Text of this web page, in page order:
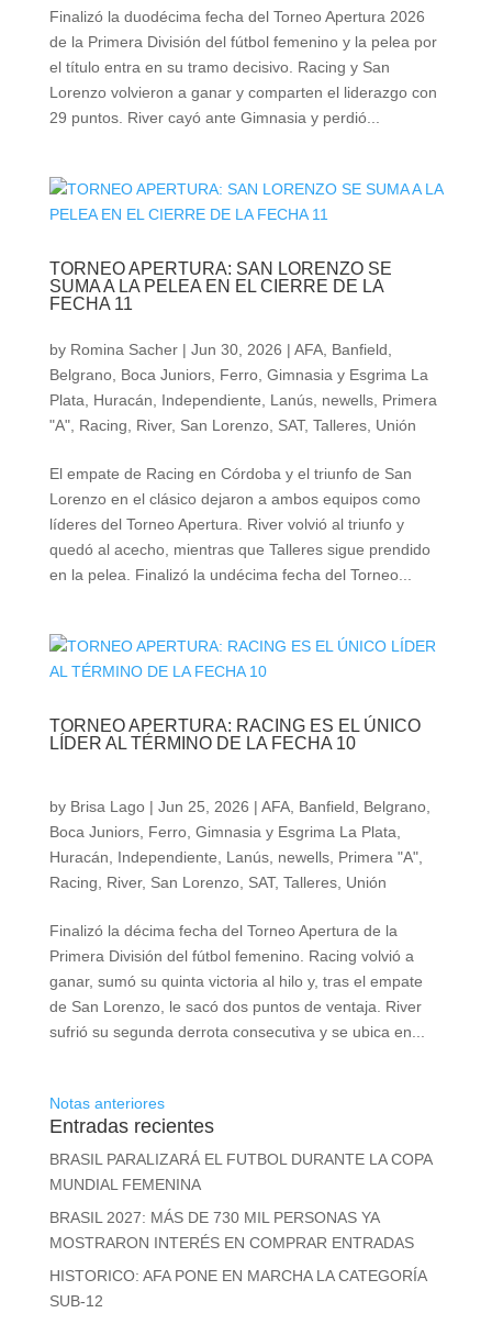
Finalizó la duodécima fecha del Torneo Apertura 2026
de la Primera División del fútbol femenino y la pelea por
el título entra en su tramo decisivo. Racing y San
Lorenzo volvieron a ganar y comparten el liderazgo con
29 puntos. River cayó ante Gimnasia y perdió...
TORNEO APERTURA: SAN LORENZO SE
SUMA A LA PELEA EN EL CIERRE DE LA
FECHA 11
by Romina Sacher| Jun 30, 2026 | AFA, Banfield
Belgrano, Boca Juniors, Ferro, Gimnasia y Esgrima La
Plata
Huracán Independiente Lanús, newells, Primera
"A", Racing River, San Lorenzo, SAT, Talleres, Unión
El empate de Racing en Córdoba y el triunfo de San
Lorenzo en el clásico dejaron a ambos equipos como
líderes del Torneo Apertura. River volvió al triunfo y
quedó al acecho, mientras que Talleres sigue prendido
en la pelea. Finalizó la undécima fecha del Torneo...
TORNEO APERTURA: RACING ES EL ÚNICO
LÍDER AL TÉRMINO DE LA FECHA 10
by Brisa Lago| Jun 25, 2026 | AFA, Banfield Belgrano,
Boca Juniors, Ferro, Gimnasia y Esgrima La Plata
Huracán
Independiente Lanús, newells, Primera "A",
Racing
River, San Lorenzo, SAT, Talleres, Unión
Finalizó la décima fecha del Torneo Apertura de la
Primera División del fútbol femenino. Racing volvió a
ganar, sumó su quinta victoria al hilo y, tras el empate
de San Lorenzo, le sacó dos puntos de ventaja. River
sufrió su segunda derrota consecutiva y se ubica en...
Notas anteriores
Entradas recientes
BRASIL PARALIZARÁ EL FUTBOL DURANTE LA COPA
MUNDIAL FEMENINA
BRASIL 2027: MÁS DE 730 MIL PERSONAS YA
MOSTRARON INTERÉS EN COMPRAR ENTRADAS
HISTORICO: AFA PONE EN MARCHA LA CATEGORÍA
SUB-12